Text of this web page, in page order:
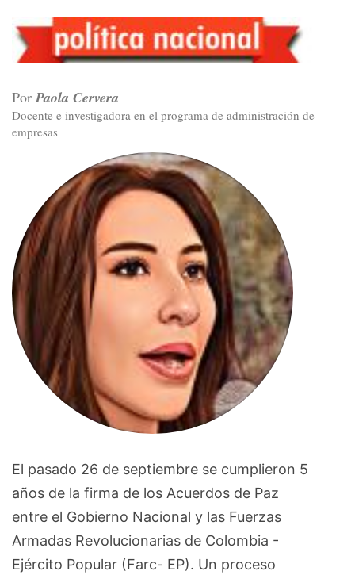
PorPaola Cervera
Docente e investigadora en el programa de administración de
empresas
El pasado 26 de septiembre se cumplieron 5
años de la firma de los Acuerdos de Paz
entre el Gobierno Nacional y las Fuerzas
Armadas Revolucionarias de Colombia -
Ejército Popular (Farc- EP). Un proceso